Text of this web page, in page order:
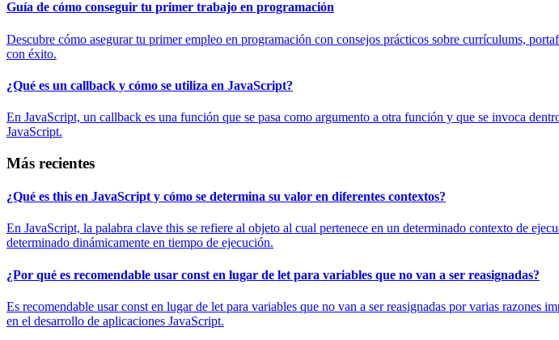
Guía de cómo conseguir tu primer trabajo en programación
Descubre cómo asegurar tu primer empleo en programación con consejos prácticos sobre currículums,
con éxito.
¿Qué es un callback y cómo se utiliza en JavaScript?
En JavaScript, un callback es una función que se pasa como argumento a otra función y que se invoca
JavaScript.
Más recientes
¿Qué es this en JavaScript y cómo se determina su valor en diferentes contextos?
En JavaScript, la palabra clave this se refiere al objeto al cual pertenece en un determinado contexto de
determinado dinámicamente en tiempo de ejecución.
¿Por qué es recomendable usar const en lugar de let para variables que no van a ser reasignadas?
Es recomendable usar const en lugar de let para variables que no van a ser reasignadas por varias
en el desarrollo de aplicaciones JavaScript.